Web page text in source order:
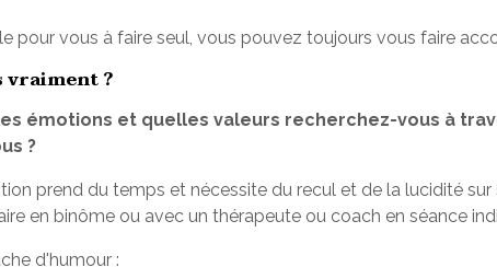
pour vous à faire seul, vous pouvez toujours vous faire
vraiment ?
émotions et quelles valeurs recherchez-vous à
?
prend du temps et nécessite du recul et de la lucidité sur
en binôme ou avec un thérapeute ou coach en séance
d'humour :